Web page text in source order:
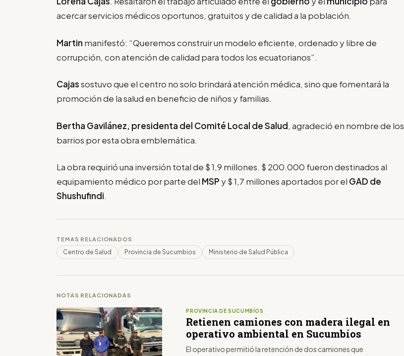
acercar servicios médicos oportunos, gratuitos y de calidad a la población.
Martin manifestó: “Queremos construir un modelo eficiente, ordenado y libre de
corrupción, con atención de calidad para todos los ecuatorianos”.
Cajassostuvo que el centro no solo brindará atención médica, sino que fomentará la
promoción de la salud en beneficio de niños y familias.
Bertha Gavilánez, presidenta del Comité Local de Salud, agradeció en nombre de los
barrios por esta obra emblemática.
La obra requirió una inversión total de $ 1,9 millones. $ 200.000 fueron destinados al
equipamiento médico por parte del MSP y $ 1,7 millones aportados por el GAD de
Shushufindi.
TEMAS RELACIONADOS
Centro de Salud Provincia de Sucumbios Ministerio de Salud Pública
NOTAS RELACIONADAS
PROVINCIA DE SUCUMBÍOS
Retienen camiones con madera ilegal en
operativo ambiental en Sucumbíos
El operativo permitió la retención de dos camiones que